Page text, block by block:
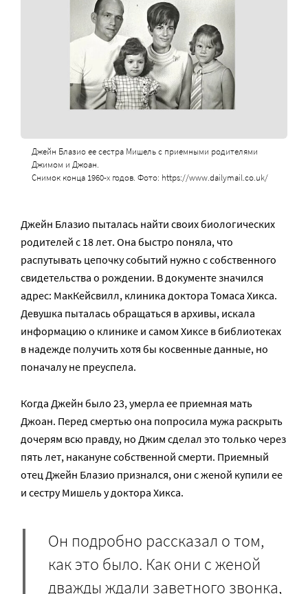
Джейн Блазио ее сестра Мишель с приемными родителями
Джимом и Джоан.
Снимок конца 1960-х годов. Фото: https://www.dailymail.co.uk/
Джейн Блазио пыталась найти своих биологических
родителей с 18 лет. Она быстро поняла, что
распутывать цепочку событий нужно с собственного
свидетельства о рождении. В документе значился
адрес: МакКейсвилл, клиника доктора Томаса Хикса.
Девушка пыталась обращаться в архивы, искала
информацию о клинике и самом Хиксе в библиотеках
в надежде получить хотя бы косвенные данные, но
поначалу не преуспела.
Когда Джейн было 23, умерла ее приемная мать
Джоан. Перед смертью она попросила мужа раскрыть
дочерям всю правду, но Джим сделал это только через
пять лет, накануне собственной смерти. Приемный
отец Джейн Блазио признался, они с женой купили ее
и сестру Мишель у доктора Хикса.
Он подробно рассказал о том,
как это было. Как они с женой
дважды ждали заветного звонка,